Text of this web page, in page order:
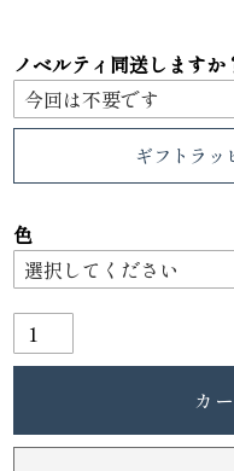
ノベルティ同送しますか
ギフトラッ
色
カ